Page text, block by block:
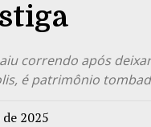
correndo após
é patrimônio
2025